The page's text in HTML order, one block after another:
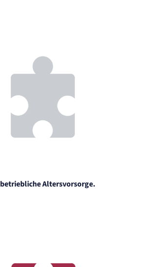
betriebliche Altersvorsorge.